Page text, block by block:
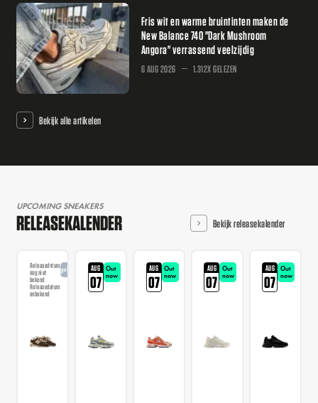
Fris wit en warme bruintinten maken de
New Balance 740 "Dark Mushroom
Angora" verrassend veelzijdig
6 AUG 2026 1.312X GELEZEN
Bekijk alle artikelen
UPCOMING SNEAKERS
RELEASEKALENDER Bekijk releasekalender
Releasedatum
nog niet
bekend
Releasedatum
onbekend
Aangekondigd AUG
07
Out
now
AUG
07
Out
now
AUG
07
Out
now
AUG
07
Out
now